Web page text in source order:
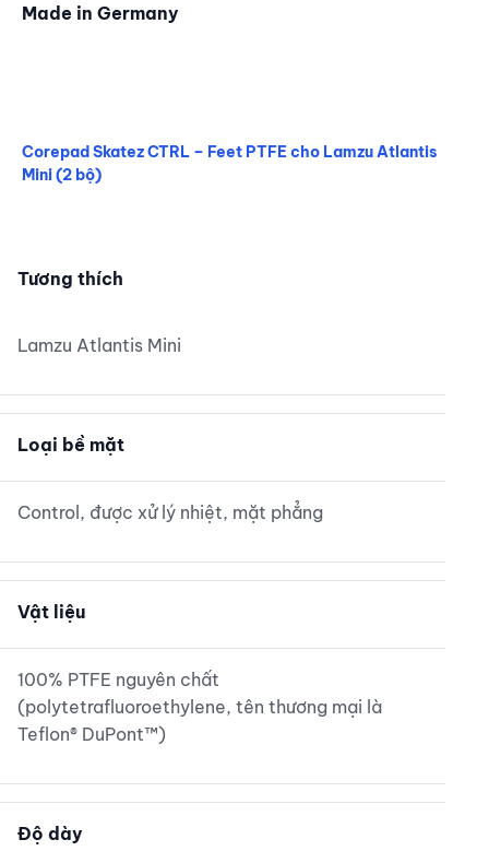
Made in Germany
Corepad Skatez CTRL – Feet PTFE cho Lamzu Atlantis
Mini (2 bộ)
Tương thích
Lamzu Atlantis Mini
Loại bề mặt
Control, được xử lý nhiệt, mặt phẳng
Vật liệu
100% PTFE nguyên chất
(polytetrafluoroethylene, tên thương mại là
Teflon® DuPont™)
Độ dày